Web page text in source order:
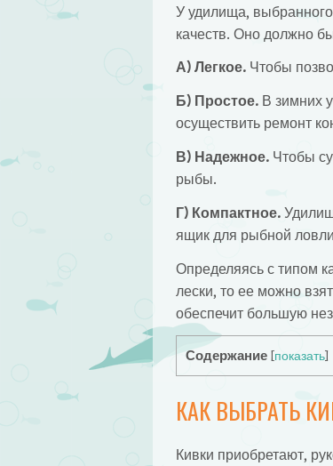
У удилища,
качеств. Оно должно
А) Легкое.Чтобы
Б) Простое.В зимних
осуществить ремонт
В) Надежное.Чтобы
рыбы.
Г) Компактное.
ящик для рыбной
Определяясь с типом
лески, то ее можно
обеспечит большую
Содержание показать]
КАК ВЫБРАТЬ
Кивки приобретают,